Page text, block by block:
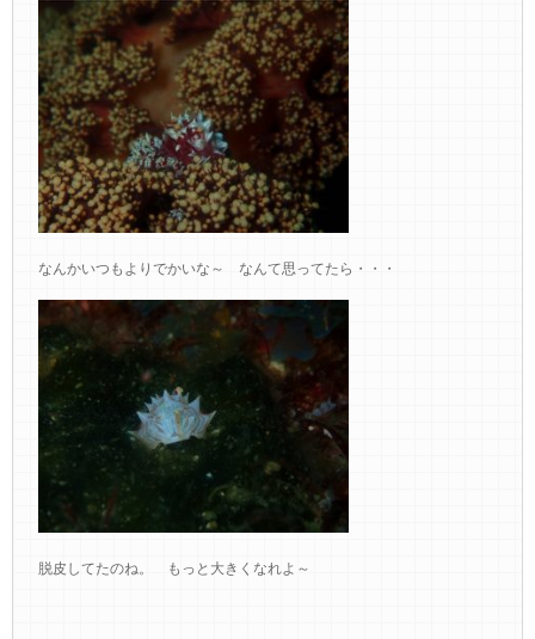
なんかいつもよりでかいな～ なんて思ってたら・・・
脱皮してたのね。 もっと大きくなれよ～